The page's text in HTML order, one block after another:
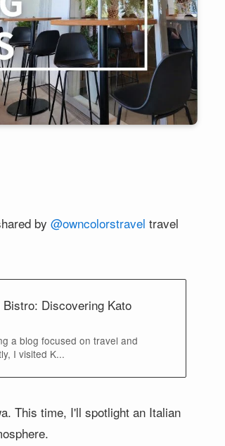
by @owncolorstravel travel
Bistro: Discovering Kato
a blog focused on travel and
I visited K...
This time, I'll spotlight an Italian